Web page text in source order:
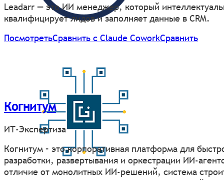
Leadarr — это ИИ менеджер, который
квалифицирует лидов и заполняет данные в CRM.
ПосмотретьСравнить с Claude CoworkСравнить
Когнитум
ИТ-Экспертиза
Когнитум – это корпоративная платформа для
разработки, развертывания и оркестрации ИИ-
отличие от монолитных ИИ-решений, система